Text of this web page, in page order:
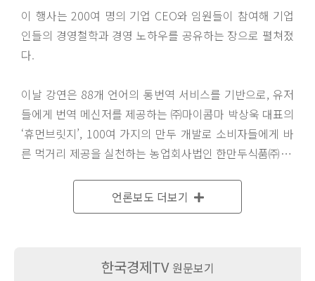
이 행사는 200여 명의 기업 CEO와 임원들이 참여해 기업
인들의 경영철학과 경영 노하우를 공유하는 장으로 펼쳐졌
다.
이날 강연은 88개 언어의 통번역 서비스를 기반으로, 유저
들에게 번역 메신저를 제공하는 ㈜마이콤마 박상욱 대표의
‘휴먼브릿지’, 100여 가지의 만두 개발로 소비자들에게 바
른 먹거리 제공을 실천하는 농업회사법인 한만두식품㈜ 남
이 행사를 진행하는 이노디자인 김영세 회장은 이날 오프닝
성화대를 디자인한 김 회장은 청중들에게 디자인적 요소와
언론보도 더보기
한국경제TV원문보기